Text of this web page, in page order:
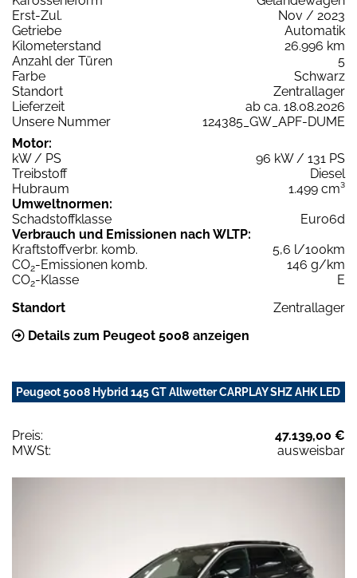
Erst-Zul.
Nov / 2023
Getriebe
Automatik
Kilometerstand
26.996 km
Anzahl der Türen
5
Farbe
Schwarz
Standort
Zentrallager
Lieferzeit
ab ca. 18.08.2026
Unsere Nummer
124385_GW_APF-DUME
Motor:
kW / PS
96 kW / 131 PS
Treibstoff
Diesel
Hubraum
1.499 cm³
Umweltnormen:
Schadstoffklasse
Euro6d
Verbrauch und Emissionen nach WLTP:
Kraftstoffverbr. komb.
5,6 l/100km
CO2-Emissionen komb.
146 g/km
CO2-Klasse
E
Standort
Zentrallager
Details zum Peugeot 5008 anzeigen
Peugeot 5008 Hybrid 145 GT Allwetter CARPLAY SHZ AHK LED
Preis:
47.139,00 €
MWSt:
ausweisbar